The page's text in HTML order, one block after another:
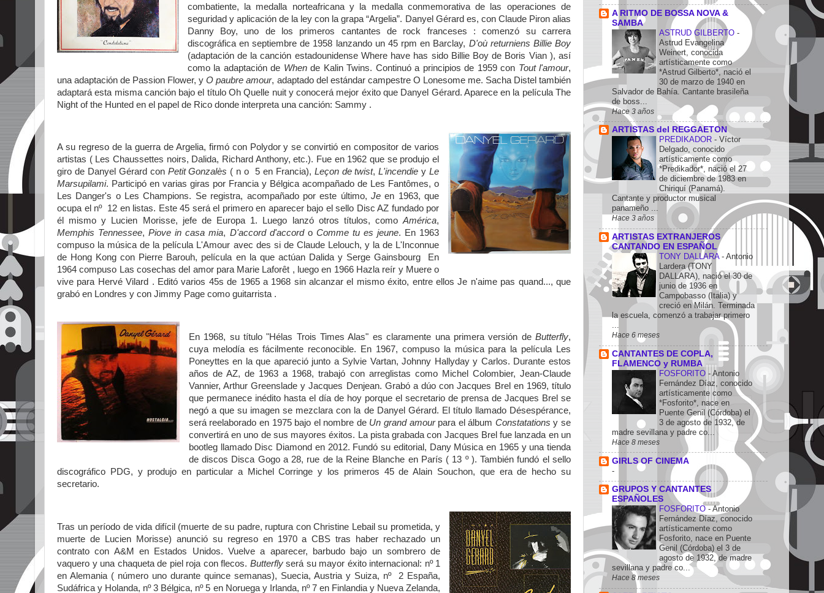
combatiente, la medalla norteafricana y la medalla conmemorativa de las operaciones de
seguridad y aplicación de la ley con la grapa “Argelia”. Danyel Gérard es, con Claude Piron alias
Danny Boy, uno de los primeros cantantes de rock franceses : comenzó su carrera
discográfica en septiembre de 1958 lanzando un 45 rpm en Barclay, D'où returniens Billie Boy
(adaptación de la canción estadounidense Where have has sido Billie Boy de Boris Vian ), así
como la adaptación de Whende Kalin Twins. Continuó a principios de 1959 con Tout l'amour,
una adaptación de Passion Flower, y O paubre amour, adaptado del estándar campestre O Lonesome me. Sacha Distel también
adaptará esta misma canción bajo el título Oh Quelle nuit y conocerá mejor éxito que Danyel Gérard. Aparece en la película The
Night of the Hunted en el papel de Rico donde interpreta una canción: Sammy .
A su regreso de la guerra de Argelia, firmó con Polydor y se convirtió en compositor de varios
artistas ( Les Chaussettes noirs, Dalida, Richard Anthony, etc.). Fue en 1962 que se produjo el
giro de Danyel Gérard con Petit Gonzalès ( n o 5 en Francia), Leçon de twist,L'incendie yLe
Marsupilami. Participó en varias giras por Francia y Bélgica acompañado de Les Fantômes, o
Les Danger's o Les Champions. Se registra, acompañado por este último,Je en 1963, que
ocupa el nº
12 en listas. Este 45 será el primero en aparecer bajo el sello Disc AZ fundado por
él mismo y Lucien Morisse, jefe de Europa 1. Luego lanzó otros títulos, comoAmérica,
Memphis Tennessee,Piove in casa mia, D'accord d'accordo Comme tu es jeune. En 1963
compuso la música de la película L'Amour avec des si de Claude Lelouch, y la de L'Inconnue
de Hong Kong con Pierre Barouh, película en la que actúan Dalida y Serge Gainsbourg En
1964 compuso Las cosechas del amor para Marie Laforêt , luego en 1966 Hazla reír y Muere o
vive para Hervé Vilard . Editó varios 45s de 1965 a 1968 sin alcanzar el mismo éxito, entre ellos Je n'aime pas quand..., que
grabó en Londres y con Jimmy Page como guitarrista .
En 1968, su título "Hélas Trois Times Alas" es claramente una primera versión de Butterfly,
cuya melodía es fácilmente reconocible. En 1967, compuso la música para la película Les
Poneyttes en la que apareció junto a Sylvie Vartan, Johnny Hallyday y Carlos. Durante estos
años de AZ, de 1963 a 1968, trabajó con arreglistas como Michel Colombier, Jean-Claude
Vannier, Arthur Greenslade y Jacques Denjean. Grabó a dúo con Jacques Brel en 1969, título
que permanece inédito hasta el día de hoy porque el secretario de prensa de Jacques Brel se
negó a que su imagen se mezclara con la de Danyel Gérard. El título llamado Désespérance,
será reelaborado en 1975 bajo el nombre de Un grand amourpara el álbum Constatations y se
convertirá en uno de sus mayores éxitos. La pista grabada con Jacques Brel fue lanzada en un
bootleg llamado Disc Diamond en 2012. Fundó su editorial, Dany Música en 1965 y una tienda
de discos Disca Gogo a 28, rue de la Reine Blanche en París ( 13 º ). También fundó el sello
discográfico PDG, y produjo en particular a Michel Corringe y los primeros 45 de Alain Souchon, que era de hecho su
secretario.
Tras un período de vida difícil (muerte de su padre, ruptura con Christine Lebail su prometida, y
muerte de Lucien Morisse) anunció su regreso en 1970 a CBS tras haber rechazado un
contrato con A&M en Estados Unidos. Vuelve a aparecer, barbudo bajo un sombrero de
vaquero y una chaqueta de piel roja con flecos. Butterflyserá su mayor éxito internacional: nº 1
en Alemania ( número uno durante quince semanas), Suecia, Austria y Suiza, nº
2 España,
Sudáfrica y Holanda, nº 3 Bélgica, nº 5 en Noruega y Irlanda, nº 7 en Finlandia y Nueva Zelanda,
A RITMO DE BOSSA NOVA &
SAMBA
ASTRUD GILBERTO -
Astrud Evangelina
Weinert, conocida
artísticamente como
*Astrud Gilberto*, nació el
30 de marzo de 1940 en
Salvador de Bahía. Cantante brasileña
de boss...
Hace 3 años
ARTISTAS del REGGAETON
PREDIKADOR - Víctor
Delgado, conocido
artísticamente como
*Predikador*, nació el 27
de diciembre de 1983 en
Chiriquí (Panamá).
Cantante y productor musical
panameño ...
Hace 3 años
ARTISTAS EXTRANJEROS
CANTANDO EN ESPAÑOL
TONY DALLARA - Antonio
Lardera (TONY
DALLARA), nació el 30 de
junio de 1936 en
Campobasso (Italia) y
creció en Milán. Terminada
la escuela, comenzó a trabajar primero
...
Hace 6 meses
CANTANTES DE COPLA,
FLAMENCO y RUMBA
FOSFORITO - Antonio
Fernández Díaz, conocido
artísticamente como
*Fosforito*, nace en
Puente Genil (Córdoba) el
3 de agosto de 1932, de
madre sevillana y padre co...
Hace 8 meses
GIRLS OF CINEMA
-
GRUPOS Y CANTANTES
ESPAÑOLES
FOSFORITO-Antonio
Fernández Díaz, conocido
artísticamente como
Fosforito, nace en Puente
Genil (Córdoba) el 3 de
agosto de 1932, de madre
sevillana y padre co...
Hace 8 meses